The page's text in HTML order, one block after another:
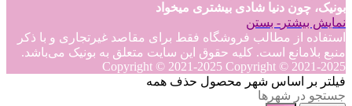
بونیک، چون دنیا شادی بیشتری میخواد
نمایش بیشتر - بستن
استفاده از مطالب فروشگاه فقط برای مقاصد غیرتجاری و با ذکر
منبع بلامانع است. کلیه حقوق این سایت متعلق به بونیک می‌باشد.
Copyright © 2021-2025 Copyright © 2021-2025
فیلتر بر اساس شهر محصول حذف همه